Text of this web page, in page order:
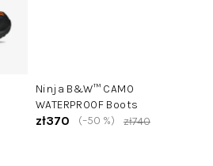
Ninja B&W™ CAMO
WATERPROOF Boots
zł370 zł740
(–50 %)